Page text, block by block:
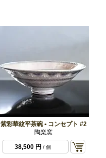
紫彩華紋平茶碗 • コンセプト #2
陶楽窯
38,500 円 / 個